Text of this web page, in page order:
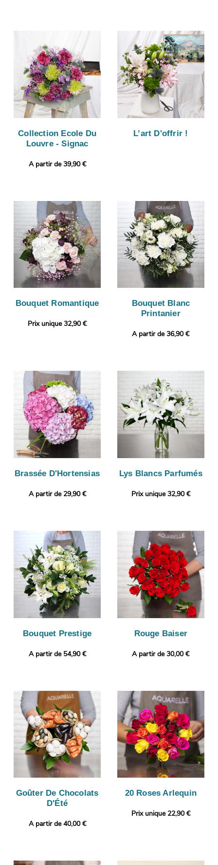
Collection Ecole Du
Louvre - Signac
A partir de 39,90 €
L’art D'offrir !
Bouquet Romantique
Prix unique 32,90 €
Bouquet Blanc
Printanier
A partir de 36,90 €
Brassée D'Hortensias
A partir de 29,90 €
Lys Blancs Parfumés
Prix unique 32,90 €
Bouquet Prestige
A partir de 54,90 €
Rouge Baiser
A partir de 30,00 €
Goûter De Chocolats
D'Été
A partir de 40,00 €
20 Roses Arlequin
Prix unique 22,90 €